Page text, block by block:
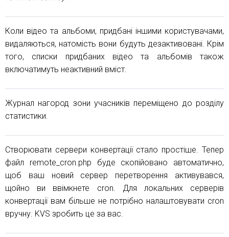
Коли відео та альбоми, придбані іншими користувачами,
видаляються, натомість вони будуть дезактивовані. Крім
того, списки придбаних відео та альбомів також
включатимуть неактивний вміст.
Журнал нагород зони учасників переміщено до розділу
статистики.
Створювати сервери конвертації стало простіше. Тепер
файл remote_cron.php буде скопійовано автоматично,
щоб ваш новий сервер перетворення активувався,
щойно ви ввімкнете cron. Для локальних серверів
конвертації вам більше не потрібно налаштовувати cron
вручну. KVS зробить це за вас.